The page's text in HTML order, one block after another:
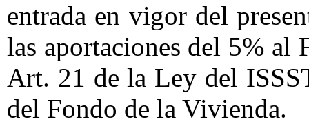
entrada en vigor del
las aportaciones del 5% al
Art. 21 de la Ley del
del Fondo de la Vivienda.